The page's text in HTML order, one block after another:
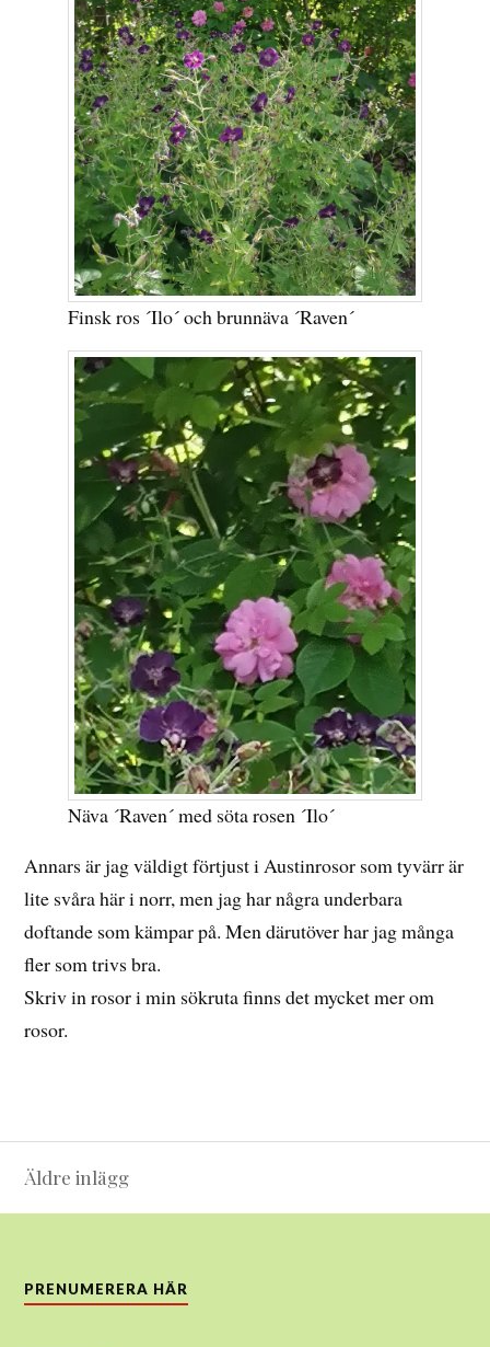
Finsk ros ´Ilo´ och brunnäva ´Raven´
Näva ´Raven´ med söta rosen ´Ilo´
Annars är jag väldigt förtjust i Austinrosor som tyvärr är
lite svåra här i norr, men jag har några underbara
doftande som kämpar på. Men därutöver har jag många
fler som trivs bra.
Skriv in rosor i min sökruta finns det mycket mer om
rosor.
Inläggsnavigering
Äldre inlägg
PRENUMERERA HÄR